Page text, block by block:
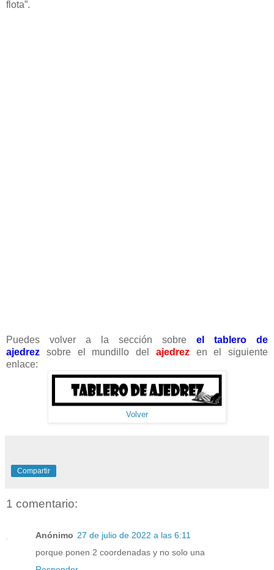
flota”.
Puedes volver a la sección sobre el tablero de
ajedrez sobre el mundillo del ajedrez en el siguiente
enlace:
Volver
Compartir
1 comentario:
Anónimo 27 de julio de 2022 a las 6:11
porque ponen 2 coordenadas y no solo una